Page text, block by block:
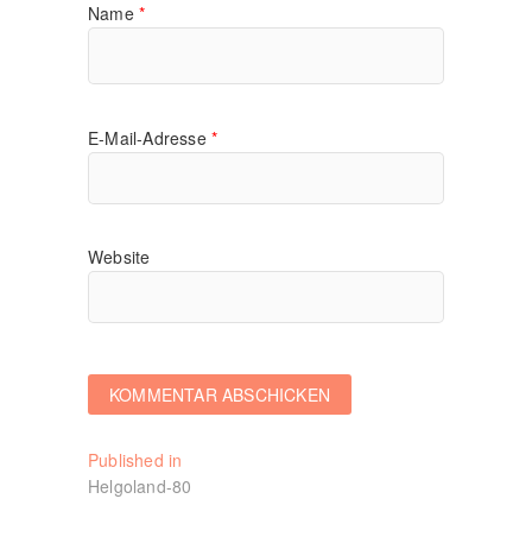
Name *
E-Mail-Adresse *
Website
Beitragsnavigation
Published in
Helgoland-80